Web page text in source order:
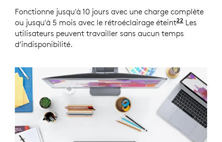
Fonctionne jusqu'à 10 jours avec une charge complète
ou jusqu'à 5 mois avec le rétroéclairage éteint22 La
Les
utilisateurs peuvent travailler sans aucun temps
d’indisponibilité.